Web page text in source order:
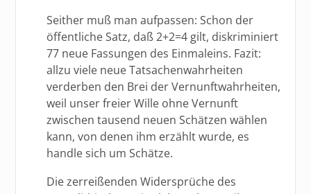
Seither muß man aufpassen: Schon der
öffentliche Satz, daß 2+2=4 gilt, diskriminiert
77 neue Fassungen des Einmaleins. Fazit:
allzu viele neue Tatsachenwahrheiten
verderben den Brei der Vernunftwahrheiten,
weil unser freier Wille ohne Vernunft
zwischen tausend neuen Schätzen wählen
kann, von denen ihm erzählt wurde, es
handle sich um Schätze.
Die zerreißenden Widersprüche des